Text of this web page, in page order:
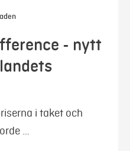
- nytt
i taket och
…